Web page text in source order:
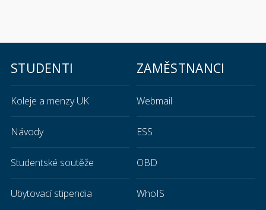
STUDENTI
Koleje a menzy UK
Návody
Studentské soutěže
Ubytovací stipendia
ZAMĚSTNANCI
Webmail
ESS
OBD
WhoIS